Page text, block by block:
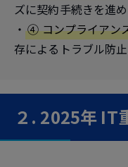
ズに契約手続きを進
・④ コンプライアン
存によるトラブル防止
２. 2025年 IT